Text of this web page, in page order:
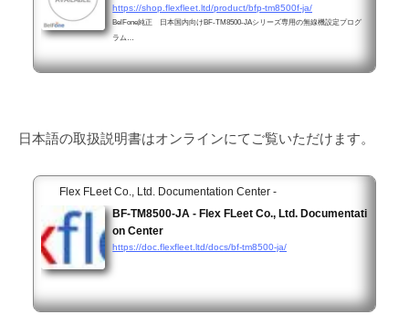
https://shop.flexfleet.ltd/product/bfp-tm8500f-ja/
BelFone純正 日本国内向けBF-TM8500-JAシリーズ専用の無線機設定プログ
ラム…
日本語の取扱説明書はオンラインにてご覧いただけます。
Flex FLeet Co., Ltd. Documentation Center -
BF-TM8500-JA - Flex FLeet Co., Ltd. Documentati
on Center
https://doc.flexfleet.ltd/docs/bf-tm8500-ja/